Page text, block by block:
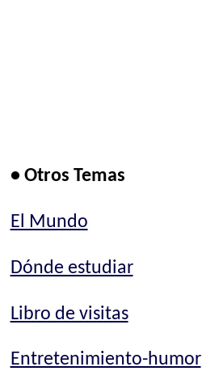
• Otros Temas
El Mundo
Dónde estudiar
Libro de visitas
Entretenimiento-humor